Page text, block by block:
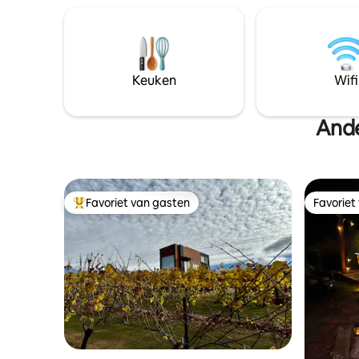
verbonden zijn.
geweldige
Keuken Wifi
Topfavoriet van gasten
Favoriet van gasten